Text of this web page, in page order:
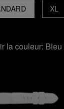
XL
la couleur: Bleu